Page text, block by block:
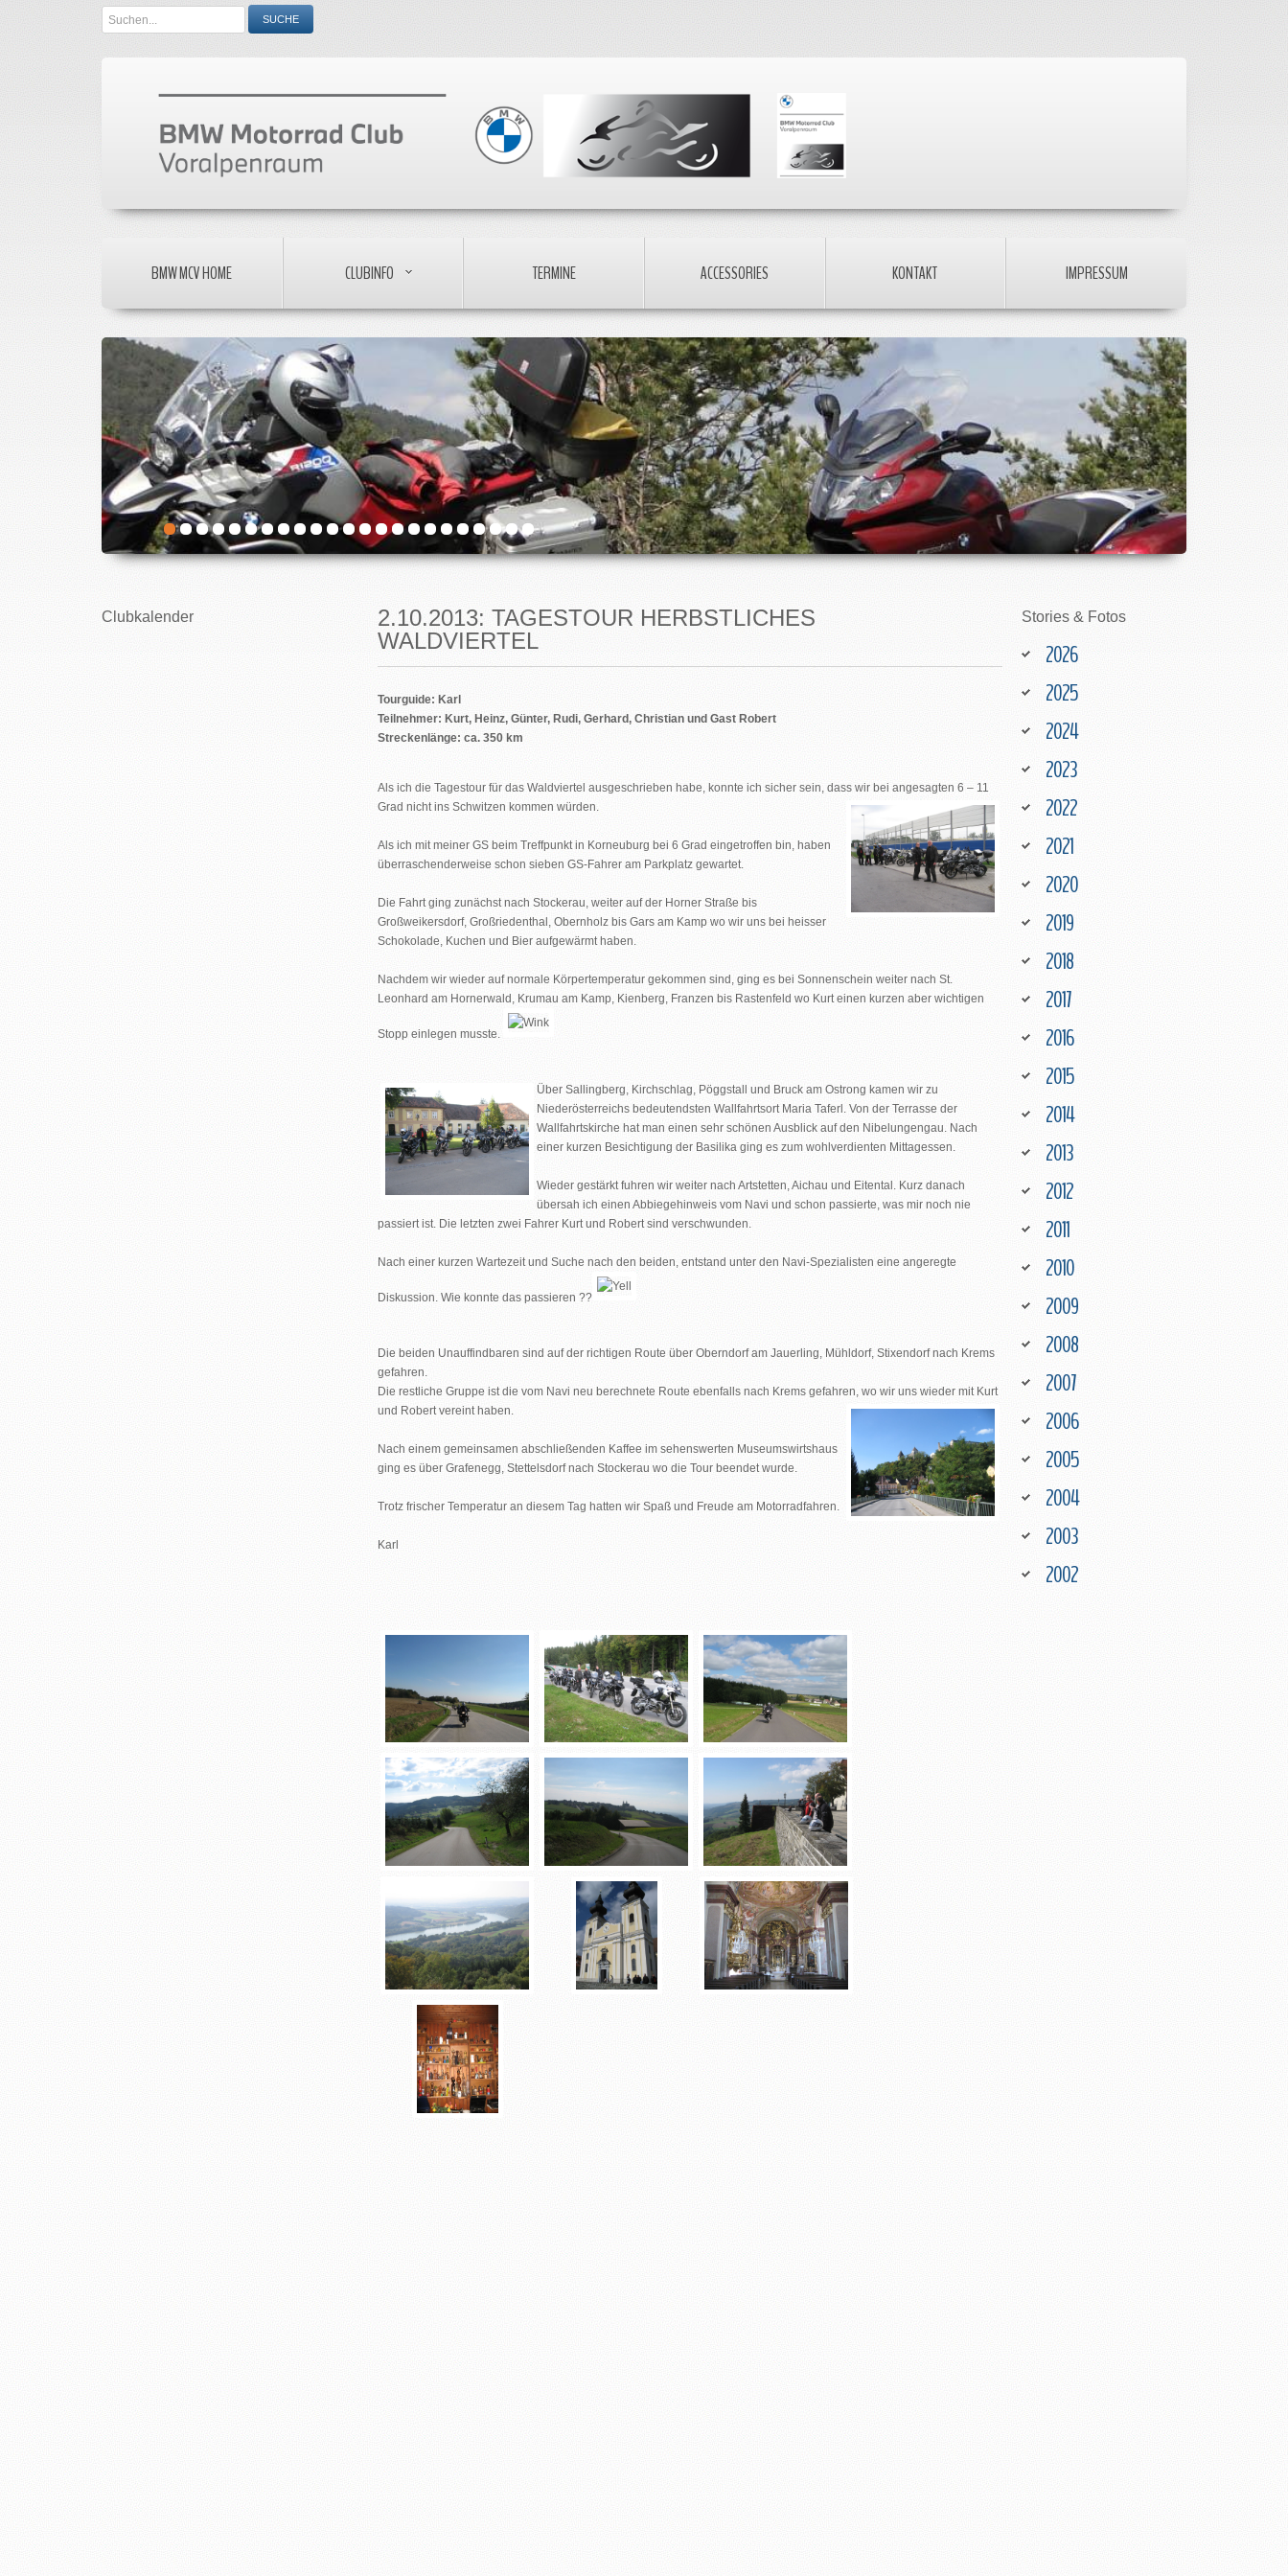
Search
...
SUCHE
BMW MCV HOME CLUBINFO TERMINE ACCESSORIES KONTAKT IMPRESSUM
Clubkalender
2.10.2013: TAGESTOUR HERBSTLICHES
WALDVIERTEL
Tourguide: Karl
Teilnehmer: Kurt, Heinz, Günter, Rudi, Gerhard, Christian und Gast Robert
Streckenlänge: ca. 350 km
Als ich die Tagestour für das Waldviertel ausgeschrieben habe, konnte ich sicher sein, dass wir bei angesagten 6 – 11
Grad nicht ins Schwitzen kommen würden.
Als ich mit meiner GS beim Treffpunkt in Korneuburg bei 6 Grad eingetroffen bin, haben
überraschenderweise schon sieben GS-Fahrer am Parkplatz gewartet.
Die Fahrt ging zunächst nach Stockerau, weiter auf der Horner Straße bis
Großweikersdorf, Großriedenthal, Obernholz bis Gars am Kamp wo wir uns bei heisser
Schokolade, Kuchen und Bier aufgewärmt haben.
Nachdem wir wieder auf normale Körpertemperatur gekommen sind, ging es bei Sonnenschein weiter nach St.
Leonhard am Hornerwald, Krumau am Kamp, Kienberg, Franzen bis Rastenfeld wo Kurt einen kurzen aber wichtigen
Stopp einlegen musste.
Über Sallingberg, Kirchschlag, Pöggstall und Bruck am Ostrong kamen wir zu
Niederösterreichs bedeutendsten Wallfahrtsort Maria Taferl. Von der Terrasse der
Wallfahrtskirche hat man einen sehr schönen Ausblick auf den Nibelungengau. Nach
einer kurzen Besichtigung der Basilika ging es zum wohlverdienten Mittagessen.
Wieder gestärkt fuhren wir weiter nach Artstetten, Aichau und Eitental. Kurz danach
übersah ich einen Abbiegehinweis vom Navi und schon passierte, was mir noch nie
passiert ist. Die letzten zwei Fahrer Kurt und Robert sind verschwunden.
Nach einer kurzen Wartezeit und Suche nach den beiden, entstand unter den Navi-Spezialisten eine angeregte
Diskussion. Wie konnte das passieren ??
Die beiden Unauffindbaren sind auf der richtigen Route über Oberndorf am Jauerling, Mühldorf, Stixendorf nach Krems
gefahren.
Die restliche Gruppe ist die vom Navi neu berechnete Route ebenfalls nach Krems gefahren, wo wir uns wieder mit Kurt
und Robert vereint haben.
Nach einem gemeinsamen abschließenden Kaffee im sehenswerten Museumswirtshaus
ging es über Grafenegg, Stettelsdorf nach Stockerau wo die Tour beendet wurde.
Trotz frischer Temperatur an diesem Tag hatten wir Spaß und Freude am Motorradfahren.
Karl
Stories & Fotos
2026
2025
2024
2023
2022
2021
2020
2019
2018
2017
2016
2015
2014
2013
2012
2011
2010
2009
2008
2007
2006
2005
2004
2003
2002